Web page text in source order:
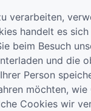
verarbeiten,
handelt es
beim Besuch
und die
Person
möchten, wie
Cookies wir